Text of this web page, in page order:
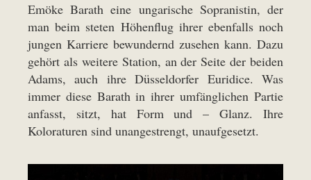
Emöke Barath eine ungarische Sopranistin, der
man beim steten Höhenflug ihrer ebenfalls noch
jungen Karriere bewundernd zusehen kann. Dazu
gehört als weitere Station, an der Seite der beiden
Adams, auch ihre Düsseldorfer Euridice. Was
immer diese Barath in ihrer umfänglichen Partie
anfasst, sitzt, hat Form und – Glanz. Ihre
Koloraturen sind unangestrengt, unaufgesetzt.